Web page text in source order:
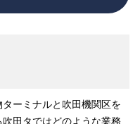
ーミナルと吹田機関区を
田タではどのような業務